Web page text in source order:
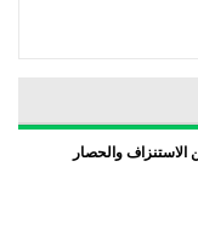
اليمني.. 12 عاماً من الاستنزاف والحصار